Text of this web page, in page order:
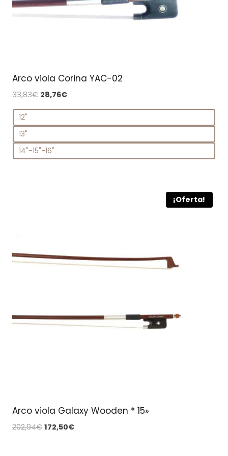
Arco viola Corina YAC-02
33,83€ El
era:
33,83€.
28,76€El
es:
28,76€.
12"
13"
14"-15"-16"
¡Oferta!
Arco viola Galaxy Wooden * 15»
202,94€ El
172,50€El